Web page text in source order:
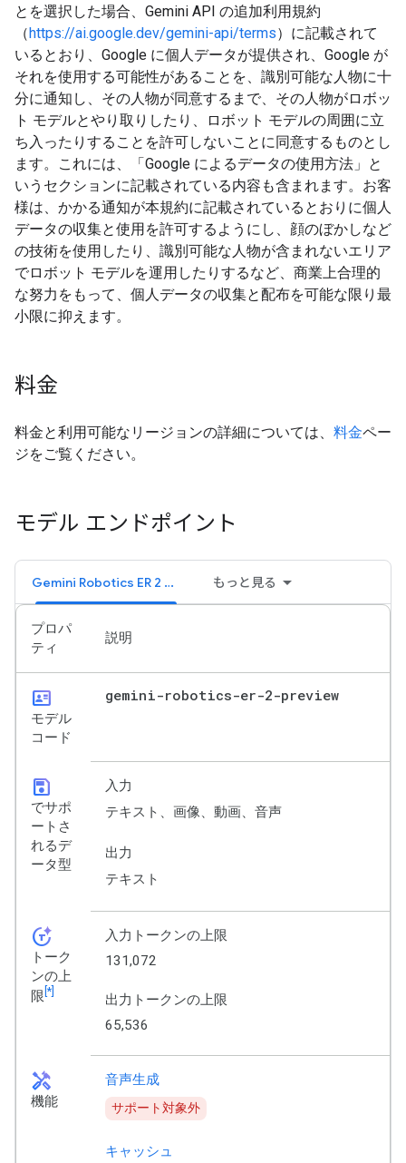
とを選択した場合、Gemini API の追加利用規約
（https://ai.google.dev/gemini-api/terms）に記載されて
いるとおり、Google に個人データが提供され、Google が
それを使用する可能性があることを、識別可能な人物に十
分に通知し、その人物が同意するまで、その人物がロボッ
ト モデルとやり取りしたり、ロボット モデルの周囲に立
ち入ったりすることを許可しないことに同意するものとし
ます。これには、「Google によるデータの使用方法」と
いうセクションに記載されている内容も含まれます。お客
様は、かかる通知が本規約に記載されているとおりに個人
データの収集と使用を許可するようにし、顔のぼかしなど
の技術を使用したり、識別可能な人物が含まれないエリア
でロボット モデルを運用したりするなど、商業上合理的
な努力をもって、個人データの収集と配布を可能な限り最
小限に抑えます。
料金
料金と利用可能なリージョンの詳細については、 料金ペー
ジをご覧ください。
モデル エンドポイント
Gemini Robotics ER 2 プレビュー版 もっと見る
プロパ
ティ
説明
id_card
モデル
コード
gemini-robotics-er-2-preview
save
でサポ
ートさ
れるデ
ータ型
入力
テキスト、画像、動画、音声
出力
テキスト
token_auto
トーク
ンの上
限 [*]
入力トークンの上限
131,072
出力トークンの上限
65,536
handyman
機能
音声生成
サポート対象外
キャッシュ